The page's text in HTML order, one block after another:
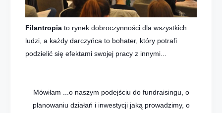
Filantropia to rynek dobroczynności dla wszystkich
ludzi, a każdy darczyńca to bohater, który potrafi
podzielić się efektami swojej pracy z innymi...
Mówiłam ...o naszym podejściu do fundraisingu, o
planowaniu działań i inwestycji jaką prowadzimy, o